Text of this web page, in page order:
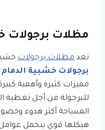
مظلات برجولات
تعد مظلات برجولات
برجولات خشبية الدمام
مميزات كثيرة وأهمية
للبرجولة من أجل تغطية
المساحة أكثر هدوء
هيكلها قوي يتحمل